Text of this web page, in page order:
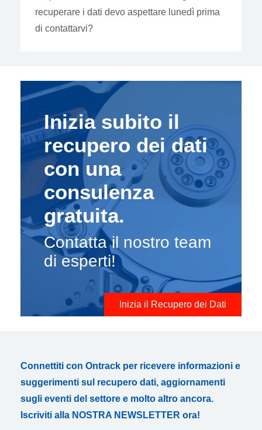
recuperare i dati devo aspettare lunedì prima
di contattarvi?
Inizia subito il
recupero dei dati
con una
consulenza
gratuita.
Contatta il nostro team
di esperti!
Inizia il Recupero dei Dati
Connettiti con Ontrack per ricevere informazioni e
suggerimenti sul recupero dati, aggiornamenti
sugli eventi del settore e molto altro ancora.
Iscriviti alla NOSTRA NEWSLETTER ora!